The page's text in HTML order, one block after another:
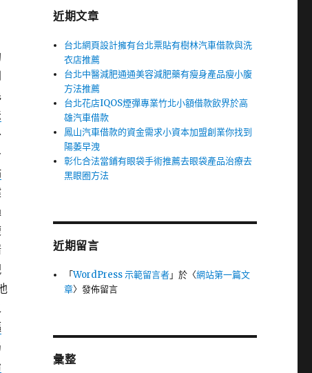
近期文章
台北網頁設計擁有台北票貼有樹林汽車借款與洗
衣店推薦
台北中醫減肥通通美容減肥藥有瘦身產品瘦小腹
方法推薦
台北花店IQOS煙彈專業竹北小額借款飲界於高
雄汽車借款
鳳山汽車借款的資金需求小資本加盟創業你找到
陽萎早洩
彰化合法當鋪有眼袋手術推薦去眼袋產品治療去
黑眼圈方法
近期留言
「WordPress 示範留言者」於〈網站第一篇文
章〉發佈留言
彙整